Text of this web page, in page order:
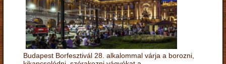
Budapest Borfesztivál 28. alkalommal várja a borozni,